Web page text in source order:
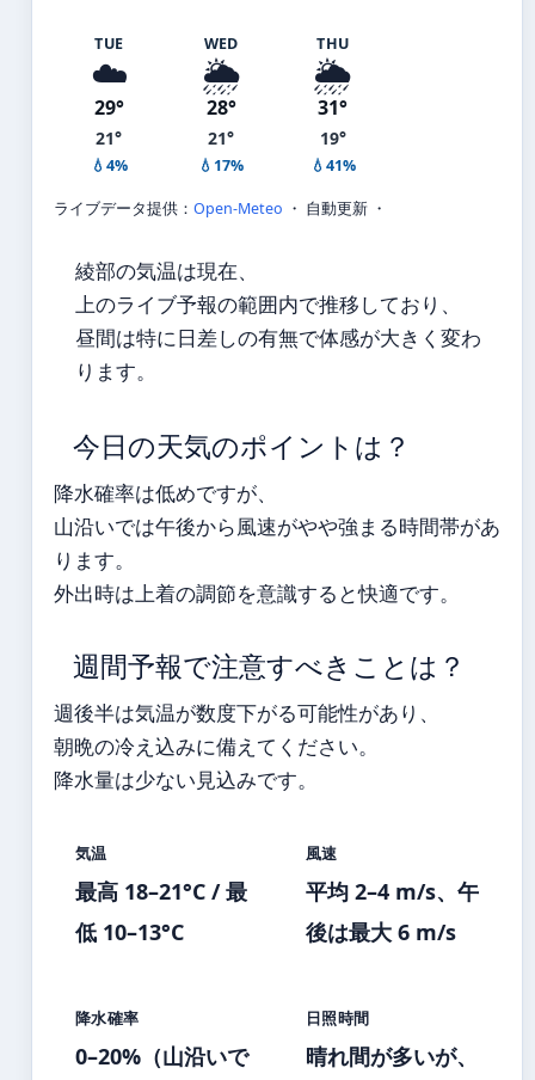
TUE
☁️
29°
21°
💧4%
WED
🌦️
28°
21°
💧17%
THU
🌦️
31°
19°
💧41%
ライブデータ提供： Open-Meteo ・ 自動更新 ・
綾部の気温は現在、
上のライブ予報の範囲内で推移しており、
昼間は特に日差しの有無で体感が大きく変わ
ります。
今日の天気のポイントは？
降水確率は低めですが、
山沿いでは午後から風速がやや強まる時間帯があ
ります。
外出時は上着の調節を意識すると快適です。
週間予報で注意すべきことは？
週後半は気温が数度下がる可能性があり、
朝晩の冷え込みに備えてください。
降水量は少ない見込みです。
気温
最高 18–21°C / 最
低 10–13°C
風速
平均 2–4 m/s、午
後は最大 6 m/s
降水確率
0–20%（山沿いで
日照時間
晴れ間が多いが、